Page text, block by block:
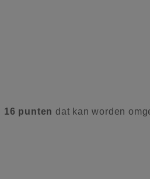
16 punten dat kan worden